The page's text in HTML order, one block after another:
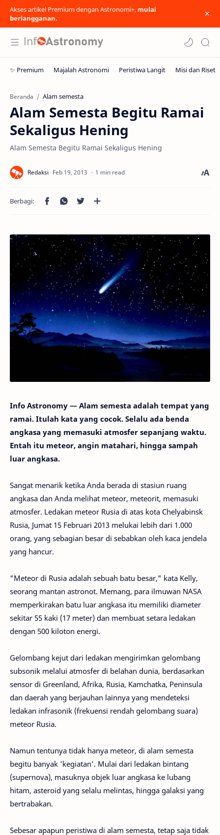
Akses artikel Premium dengan Astronomi+, mulai
berlangganan.
Beranda Alam semesta
Alam Semesta Begitu Ramai
Sekaligus Hening
Alam Semesta Begitu Ramai Sekaligus Hening
1 min read
Info Astronomy — Alam semesta adalah tempat yang
ramai. Itulah kata yang cocok. Selalu ada benda
angkasa yang memasuki atmosfer sepanjang waktu.
Entah itu meteor, angin matahari, hingga sampah
luar angkasa.
Sangat menarik ketika Anda berada di stasiun ruang
angkasa dan Anda melihat meteor, meteorit, memasuki
atmosfer. Ledakan meteor Rusia di atas kota Chelyabinsk
Rusia, Jumat 15 Februari 2013 melukai lebih dari 1.000
orang, yang sebagian besar di sebabkan oleh kaca jendela
yang hancur.
"Meteor di Rusia adalah sebuah batu besar," kata Kelly,
seorang mantan astronot. Memang, para ilmuwan NASA
memperkirakan batu luar angkasa itu memiliki diameter
sekitar 55 kaki (17 meter) dan membuat setara ledakan
dengan 500 kiloton energi.
Gelombang kejut dari ledakan mengirimkan gelombang
subsonik melalui atmosfer di belahan dunia, berdasarkan
sensor di Greenland, Afrika, Rusia, Kamchatka, Peninsula
dan daerah yang berjauhan lainnya yang mendeteksi
ledakan infrasonik (frekuensi rendah gelombang suara)
meteor Rusia.
Namun tentunya tidak hanya meteor, di alam semesta
begitu banyak 'kegiatan'. Mulai dari ledakan bintang
(supernova), masuknya objek luar angkasa ke lubang
hitam, asteroid yang selalu melintas, hingga galaksi yang
bertrabakan.
Sebesar apapun peristiwa di alam semesta, tetap saja tidak